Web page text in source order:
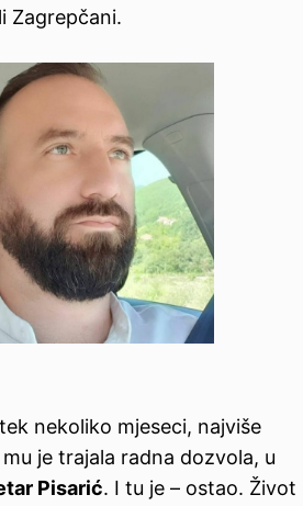
Zagrepčani.
nekoliko mjeseci, najviše
je trajala radna dozvola, u
Pisarić. I tu je – ostao. Život